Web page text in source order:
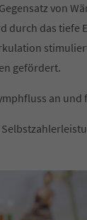
von
durch das
gefördert.
an